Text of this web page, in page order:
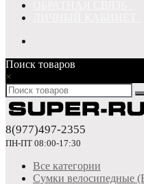
Поиск товаров
×
8(977)497-2355
ПН-ПТ 08:00-17:30
Все категории
Сумки велосипедные